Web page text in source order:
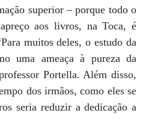
superior – porque todo o
aos livros, na Toca, é
muitos deles, o estudo da
uma ameaça à pureza da
Portella. Além disso,
dos irmãos, como eles se
seria reduzir a dedicação a